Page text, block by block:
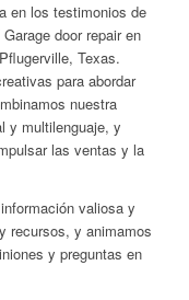
en los testimonios de
door repair en
Texas.
para abordar
nuestra
y multilenguaje, y
las ventas y la
valiosa y
recursos, y animamos
y preguntas en